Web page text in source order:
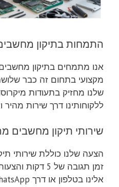
התמחות בתיקון
אנו מתמחים בתיקון
מקצועי בתחום זה כבר
שלנו מחזיק בתעודות
ללקוחותינו דרך שירות מהיר
שירותי תיקון מחשבים
הצעה שלנו כוללת שירותי
זמן תגובה של 5